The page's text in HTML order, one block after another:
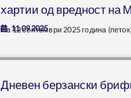
хартии од вредност на
11.09.2025
На 12 септември 2025 година
Дневен берзански